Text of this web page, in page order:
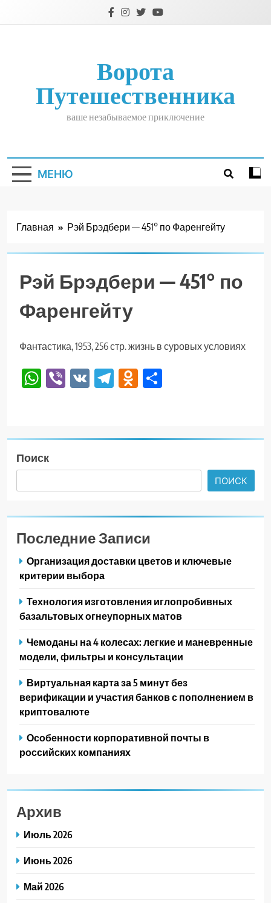
Ворота
Путешественника
ваше незабываемое приключение
МЕНЮ
Главная Рэй Брэдбери — 451° по Фаренгейту
Рэй Брэдбери — 451° по
Фаренгейту
Фантастика, 1953, 256 стр. жизнь в суровых условиях
WhatsApp
Viber
VK TelegramOdnoklassniki
Поиск
ПОИСК
Последние Записи
Организация доставки цветов и ключевые
критерии выбора
Технология изготовления иглопробивных
базальтовых огнеупорных матов
Чемоданы на 4 колесах: легкие и маневренные
модели, фильтры и консультации
Виртуальная карта за 5 минут без
верификации и участия банков с пополнением в
криптовалюте
Особенности корпоративной почты в
российских компаниях
Архив
Июль 2026
Июнь 2026
Май 2026